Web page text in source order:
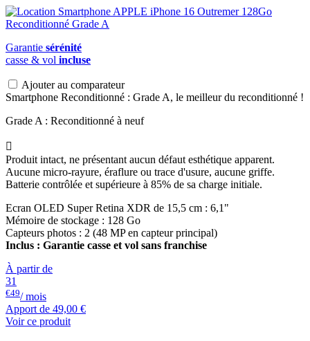
Garantie sérénité
casse & vol incluse
Ajouter au comparateur
Smartphone Reconditionné : Grade A, le meilleur du reconditionné !
Grade A : Reconditionné à neuf

Produit intact, ne présentant aucun défaut esthétique apparent.
Aucune micro-rayure, éraflure ou trace d'usure, aucune griffe.
Batterie contrôlée et supérieure à 85% de sa charge initiale.
Ecran OLED Super Retina XDR de 15,5 cm : 6,1"
Mémoire de stockage : 128 Go
Capteurs photos : 2 (48 MP en capteur principal)
Inclus : Garantie casse et vol sans franchise
À partir de
31
€49/ mois
Apport de 49,00 €
Voir ce produit